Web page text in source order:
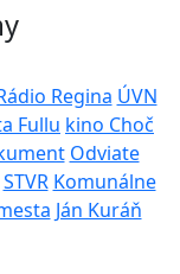
Regina ÚVN
Fullu kino Choč
Odviate
STVR Komunálne
Ján Kuráň